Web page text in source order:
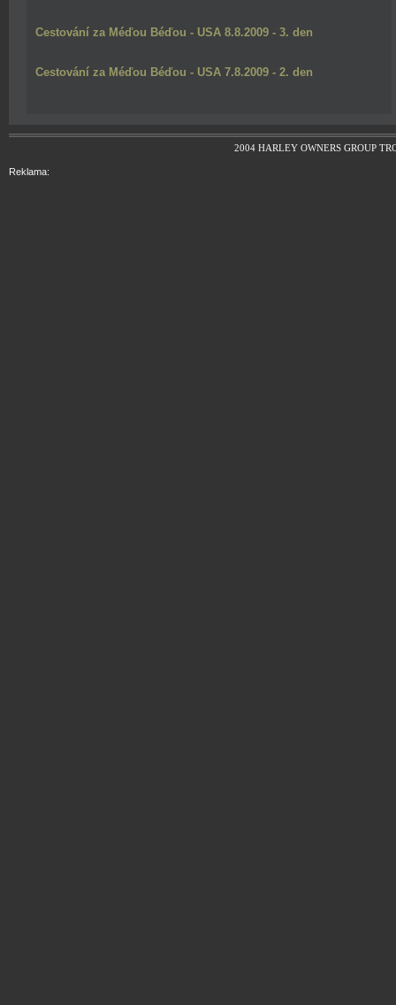
Cestování za Méďou Béďou - USA 8.8.2009 - 3. den
Cestování za Méďou Béďou - USA 7.8.2009 - 2. den
2004 HARLEY OWNERS GROUP
Reklama: